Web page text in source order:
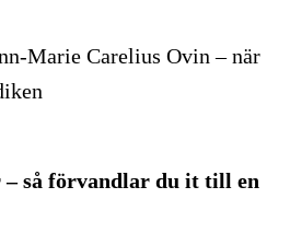
Marie Carelius Ovin – när
så förvandlar du it till en